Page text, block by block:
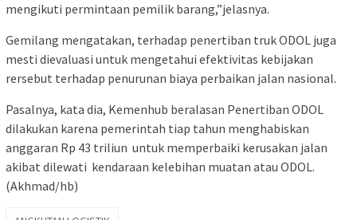
mengikuti permintaan pemilik barang,”jelasnya.
Gemilang mengatakan, terhadap penertiban truk ODOL juga
mesti dievaluasi untuk mengetahui efektivitas kebijakan
rersebut terhadap penurunan biaya perbaikan jalan nasional.
Pasalnya, kata dia, Kemenhub beralasan Penertiban ODOL
dilakukan karena pemerintah tiap tahun menghabiskan
anggaran Rp 43 triliun untuk memperbaiki kerusakan jalan
akibat dilewati kendaraan kelebihan muatan atau ODOL.
(Akhmad/hb)